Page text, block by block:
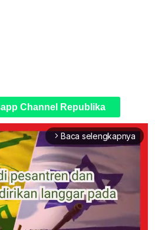
Channel Republika
arrow_forward_ios Baca selengkapnya